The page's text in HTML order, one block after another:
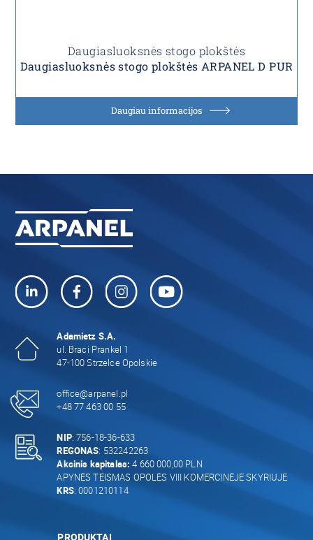
Daugiasluoksnės stogo plokštės
Daugiasluoksnės stogo plokštės ARPANEL D PUR
Daugiau informacijos
Adamietz S.A.
ul. Braci Prankel 1
47-100 Strzelce Opolskie
office@arpanel.pl
+48 77 463 00 55
NIP: 756-18-36-633
REGONAS: 532242263
Akcinis kapitalas: 4 660 000,00 PLN
APYNĖS TEISMAS OPOLĖS VIII KOMERCINĖJE SKYRIUJE
KRS: 0001210114
PRODUKTAI